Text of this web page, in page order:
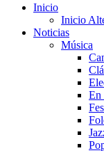
Inicio
Inicio
Noticias
Música
En